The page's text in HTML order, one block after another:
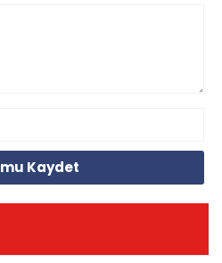
Kaydet